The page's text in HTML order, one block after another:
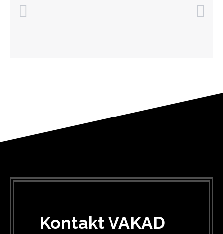
Kontakt VAKAD